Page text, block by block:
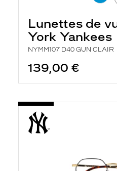
Lunettes de
York Yankees
NYMM107 D40 GUN CLAIR
139,00 €